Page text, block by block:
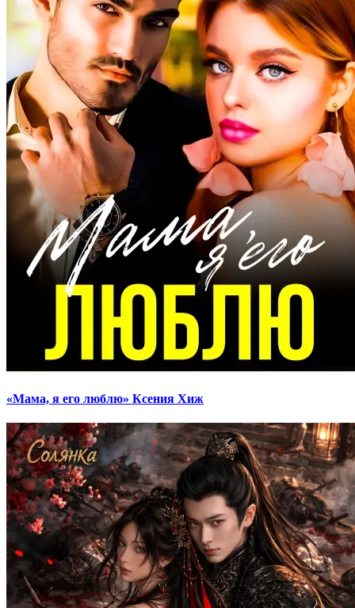
«Мама, я его люблю» Ксения Хиж